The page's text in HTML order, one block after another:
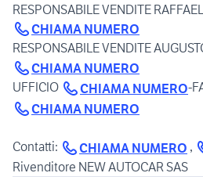
RESPONSABILE VENDITE
CHIAMA NUMERO
RESPONSABILE VENDITE
CHIAMA NUMERO
UFFICIO
CHIAMA NUMERO-
CHIAMA NUMERO
Contatti: CHIAMA NUMERO ,
Rivenditore NEW AUTOCAR SAS